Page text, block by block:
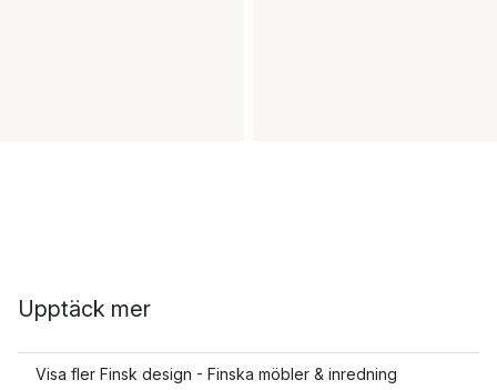
Upptäck mer
Visa fler Finsk design - Finska möbler & inredning